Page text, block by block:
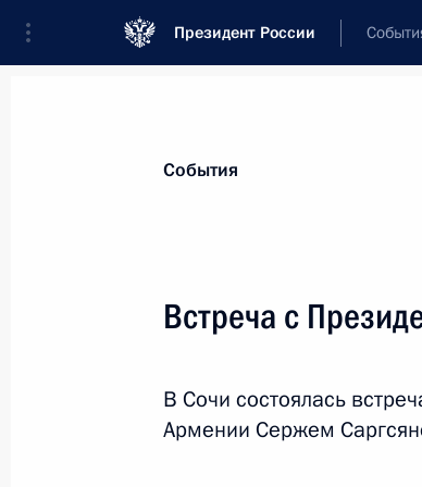
Президент России
Лента событий
События
Встреча с
В Сочи состоялась
Армении Сержем